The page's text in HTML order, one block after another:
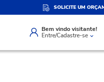
SOLICITE UM
Bem vindo visitante!
Entre/Cadastre-se